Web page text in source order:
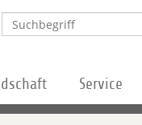
Service